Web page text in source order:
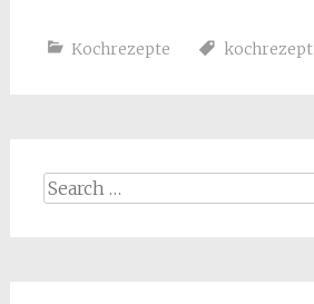
Kochrezepte kochrezept
Search